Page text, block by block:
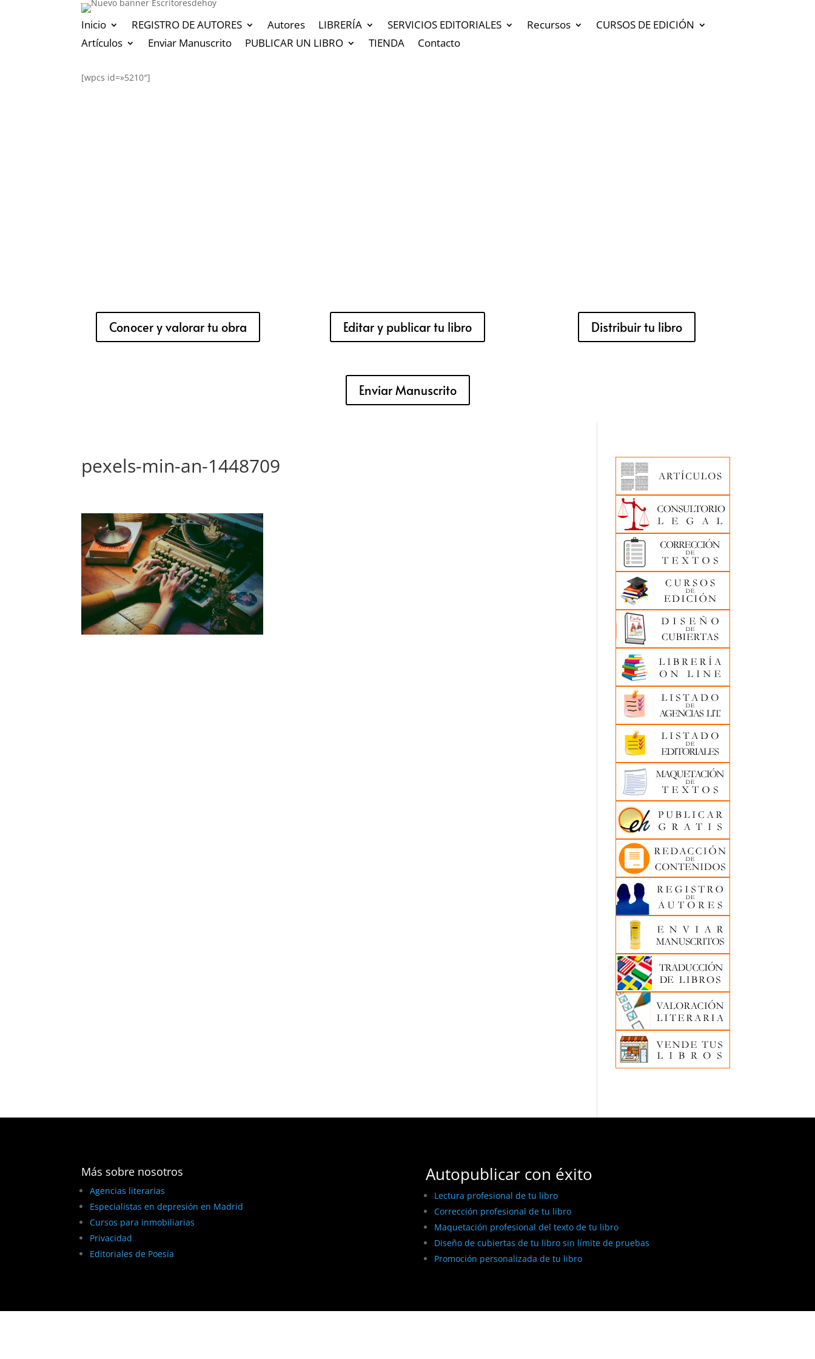
Inicio REGISTRO DE AUTORES Autores LIBRERÍA SERVICIOS EDITORIALES Recursos
CURSOS DE EDICIÓN
Artículos
Enviar Manuscrito PUBLICAR UN LIBRO TIENDA Contacto
[wpcs id=»5210″]
Conocer y valorar tu obra Editar y publicar tu libro Distribuir tu libro
Enviar Manuscrito
pexels-min-an-1448709
Más sobre nosotros
Agencias literarias
Especialistas en depresión en Madrid
Cursos para inmobiliarias
Privacidad
Editoriales de Poesía
Autopublicar con éxito
Lectura profesional de tu libro
Corrección profesional de tu libro
Maquetación profesional del texto de tu libro
Diseño de cubiertas de tu libro sin límite de pruebas
Promoción personalizada de tu libro